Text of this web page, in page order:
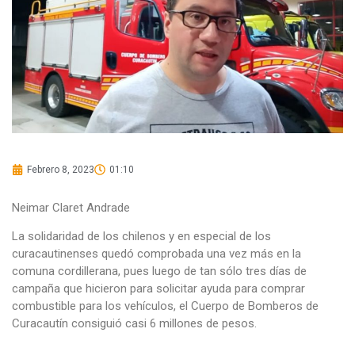
Febrero 8, 2023 01:10
Neimar Claret Andrade
La solidaridad de los chilenos y en especial de los
curacautinenses quedó comprobada una vez más en la
comuna cordillerana, pues luego de tan sólo tres días de
campaña que hicieron para solicitar ayuda para comprar
combustible para los vehículos, el Cuerpo de Bomberos de
Curacautín consiguió casi 6 millones de pesos.